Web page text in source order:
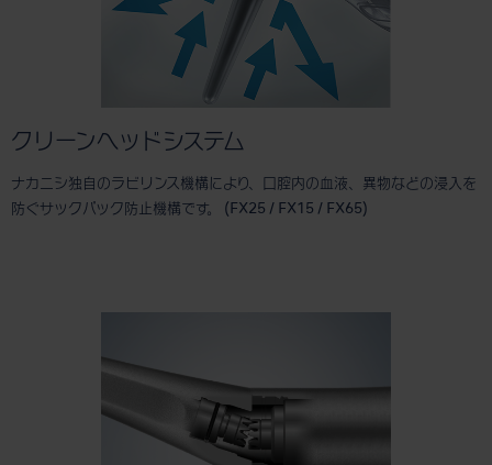
クリーンヘッドシステム
ナカニシ独自のラビリンス機構により、口腔内の血液、異物などの浸入を
防ぐサックバック防止機構です。 (FX25 / FX15 / FX65)